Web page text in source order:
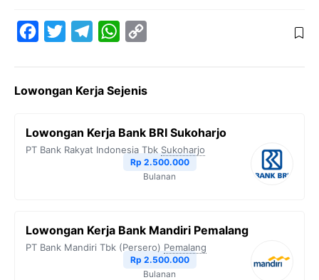
e
o
t
e
e
r
W
t
A
y
n
k
Lowongan Kerja Sejenis
Lowongan Kerja Bank BRI Sukoharjo
PT Bank Rakyat Indonesia Tbk Sukoharjo
Rp 2.500.000
Bulanan
Lowongan Kerja Bank Mandiri Pemalang
PT Bank Mandiri Tbk (Persero) Pemalang
Rp 2.500.000
Bulanan